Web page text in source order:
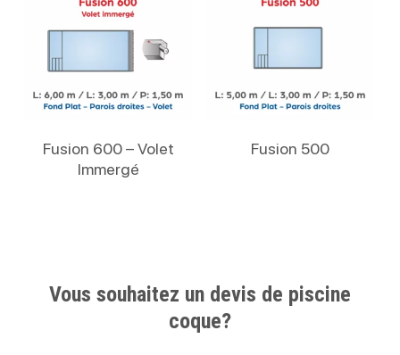
Fusion 600 – Volet
Immergé
Fusion 500
Vous souhaitez un devis de piscine
coque?